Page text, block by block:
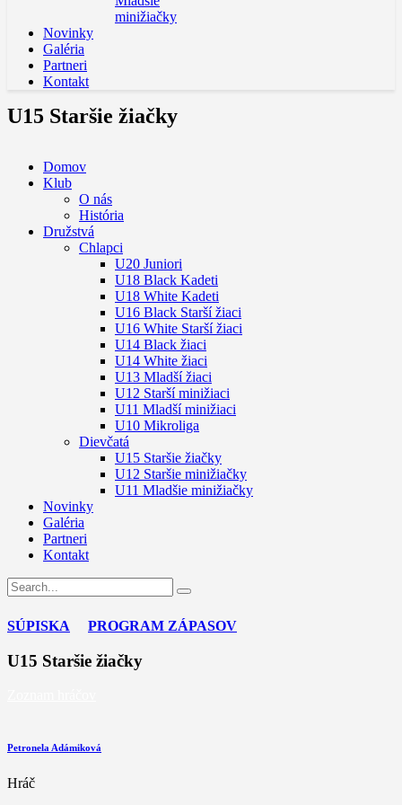
minižiačky
Novinky
Galéria
Partneri
Kontakt
U15 Staršie žiačky
Domov
Klub
O nás
História
Družstvá
Chlapci
U20 Juniori
U18 Black Kadeti
U18 White Kadeti
U16 Black Starší žiaci
U16 White Starší žiaci
U14 Black žiaci
U14 White žiaci
U13 Mladší žiaci
U12 Starší minižiaci
U11 Mladší minižiaci
U10 Mikroliga
Dievčatá
U15 Staršie žiačky
U12 Staršie minižiačky
U11 Mladšie minižiačky
Novinky
Galéria
Partneri
Kontakt
SÚPISKA PROGRAM ZÁPASOV
U15 Staršie žiačky
Petronela Adámiková
Hráč